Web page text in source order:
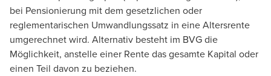
bei Pensionierung mit dem gesetzlichen oder
reglementarischen Umwandlungssatz in eine Altersrente
umgerechnet wird. Alternativ besteht im BVG die
Möglichkeit, anstelle einer Rente das gesamte Kapital oder
einen Teil davon zu beziehen.